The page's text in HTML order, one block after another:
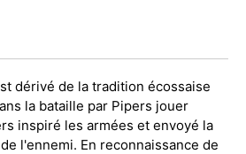
dérivé de la tradition écossaise
la bataille par Pipers jouer
inspiré les armées et envoyé la
l'ennemi. En reconnaissance de